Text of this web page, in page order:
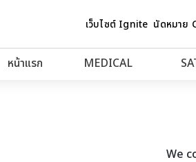
เว็บไซต์ Ignite นัดหมาย
หน้าแรก MEDICAL
We